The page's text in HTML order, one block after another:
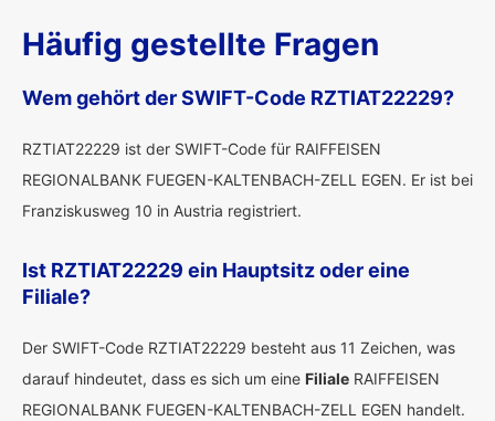
Häufig gestellte Fragen
Wem gehört der SWIFT-Code RZTIAT22229?
RZTIAT22229 ist der SWIFT-Code für RAIFFEISEN
REGIONALBANK FUEGEN-KALTENBACH-ZELL EGEN. Er ist bei
Franziskusweg 10 in Austria registriert.
Ist RZTIAT22229 ein Hauptsitz oder eine
Filiale?
Der SWIFT-Code RZTIAT22229 besteht aus 11 Zeichen, was
darauf hindeutet, dass es sich um eine Filiale RAIFFEISEN
REGIONALBANK FUEGEN-KALTENBACH-ZELL EGEN handelt.